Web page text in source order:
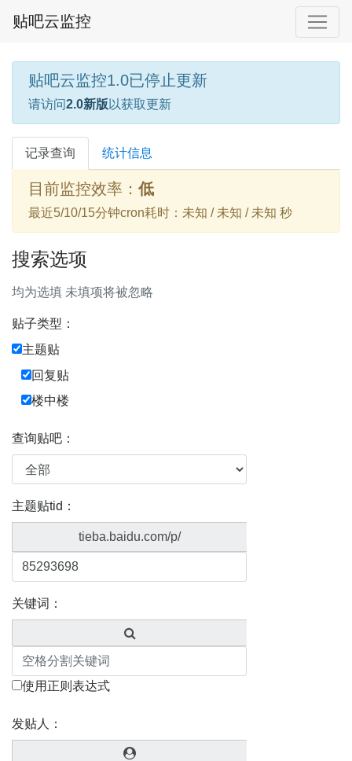
贴吧云监控
贴吧云监控1.0已停止更新
请访问2.0新版 以获取更新
记录查询 统计信息
目前监控效率： 低
最近5/10/15分钟cron耗时：未知 / 未知 / 未知 秒
搜索选项
均为选填 未填项将被忽略
贴子类型：
主题贴
回复贴
楼中楼
查询贴吧：
主题贴tid：
tieba.baidu.com/p/
关键词：
使用正则表达式
发贴人：